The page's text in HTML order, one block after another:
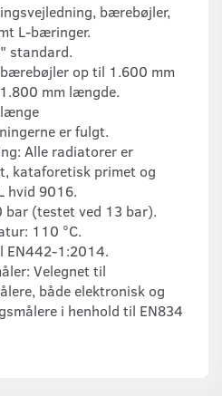
bærebøjler,
L-bæringer.
standard.
op til 1.600 mm
mm længde.
er fulgt.
Alle radiatorer er
kataforetisk primet og
hvid 9016.
bar (testet ved 13 bar).
110 °C.
EN442-1:2014.
Velegnet til
både elektronisk og
i henhold til EN834